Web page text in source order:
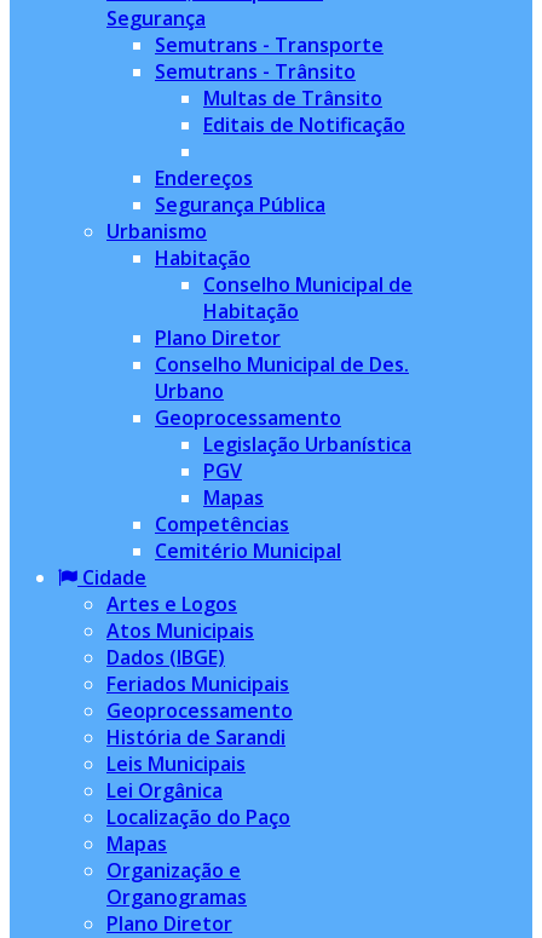
Segurança
Semutrans - Transporte
Semutrans - Trânsito
Multas de Trânsito
Editais de Notificação
Endereços
Segurança Pública
Urbanismo
Habitação
Conselho Municipal de
Habitação
Plano Diretor
Conselho Municipal de Des.
Urbano
Geoprocessamento
Legislação Urbanística
PGV
Mapas
Competências
Cemitério Municipal
Cidade
Artes e Logos
Atos Municipais
Dados (IBGE)
Feriados Municipais
Geoprocessamento
História de Sarandi
Leis Municipais
Lei Orgânica
Localização do Paço
Mapas
Organização e
Organogramas
Plano Diretor